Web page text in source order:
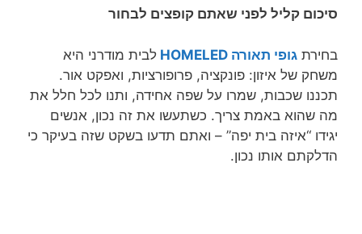
סיכום קליל לפני שאתם קופצים לבחור
בחירת גופי תאורה HOMELED
לבית מודרני היא
משחק של איזון: פונקציה, פרופורציות, ואפקט אור.
תכננו שכבות, שמרו על שפה אחידה, ותנו לכל חלל את
מה שהוא באמת צריך. כשתעשו את זה נכון, אנשים
יגידו “איזה בית יפה” – ואתם תדעו בשקט שזה בעיקר כי
הדלקתם אותו נכון.